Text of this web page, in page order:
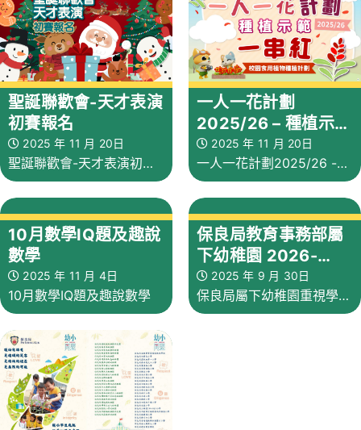
聖誕聯歡會-天才表演
初賽報名
2025 年 11 月 20日
聖誕聯歡會-天才表演初賽
一人一花計劃
2025/26 – 種植示
範：一串紅
2025 年 11 月 20日
一人一花計劃2025/26 -
10月數學IQ題及趣說
數學
2025 年 11 月 4日
10月數學IQ題及趣說數學
保良局教育事務部屬
下幼稚園 2026-
2027 聯合招生
2025 年 9 月 30日
保良局屬下幼稚園重視學生